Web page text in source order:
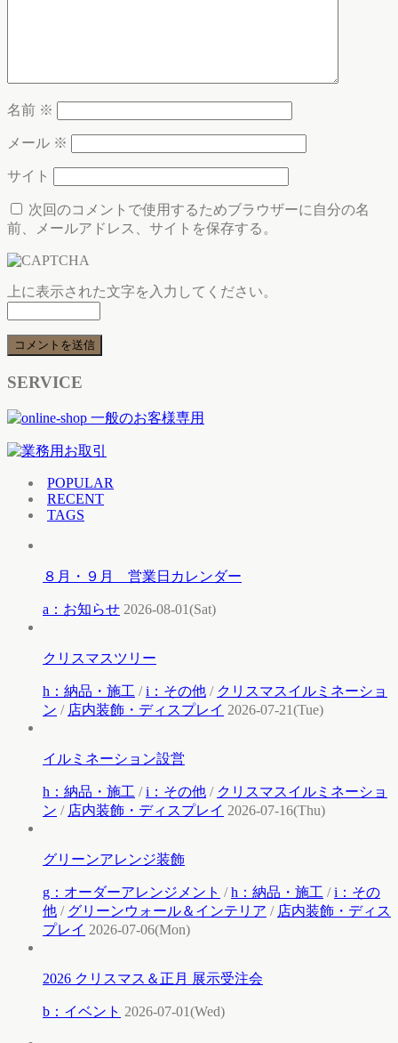
名前 ※
メール ※
サイト
次回のコメントで使用するためブラウザーに自分の名
前、メールアドレス、サイトを保存する。
上に表示された文字を入力してください。
SERVICE
POPULAR
RECENT
TAGS
８月・９月 営業日カレンダー
a：お知らせ 2026-08-01(Sat)
クリスマスツリー
h：納品・施工 /i：その他 / クリスマスイルミネーショ
ン / 店内装飾・ディスプレイ 2026-07-21(Tue)
イルミネーション設営
h：納品・施工 /i：その他 / クリスマスイルミネーショ
ン / 店内装飾・ディスプレイ 2026-07-16(Thu)
グリーンアレンジ装飾
g：オーダーアレンジメント /h：納品・施工 /i：その
他 / グリーンウォール＆インテリア / 店内装飾・ディス
プレイ 2026-07-06(Mon)
2026 クリスマス＆正月 展示受注会
b：イベント 2026-07-01(Wed)